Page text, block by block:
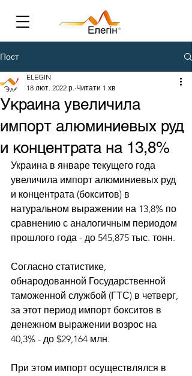
Пост
Украина увеличила
импорт алюминиевых руд
и концентрата на 13,8%
ELEGIN
18 лют. 2022 р. Читати 1 хв
Украина в январе текущего года
увеличила импорт алюминиевых руд
и концентрата (бокситов) в
натуральном выражении на 13,8% по
сравнению с аналогичным периодом
прошлого года - до 545,875 тыс. тонн.
Согласно статистике,
обнародованной Государственной
таможенной службой (ГТС) в четверг,
за этот период импорт бокситов в
денежном выражении возрос на
40,3% - до $29,164 млн.
При этом импорт осуществлялся в